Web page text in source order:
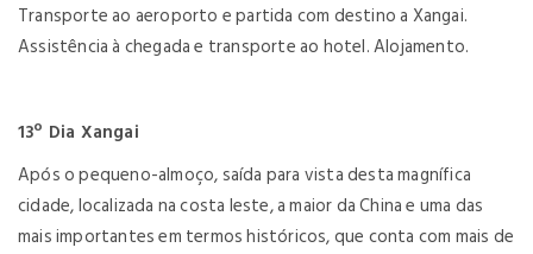
Transporte ao aeroporto e partida com destino a Xangai.
Assistência à chegada e transporte ao hotel. Alojamento.
13º Dia Xangai
Após o pequeno-almoço, saída para vista desta magnífica
cidade, localizada na costa leste, a maior da China e uma das
mais importantes em termos históricos, que conta com mais de